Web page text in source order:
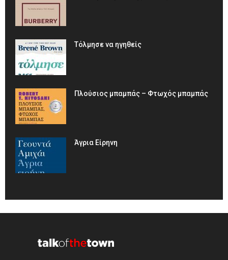
Τόλμησε να ηγηθείς
Πλούσιος μπαμπάς – Φτωχός μπαμπάς
Άγρια Είρηνη